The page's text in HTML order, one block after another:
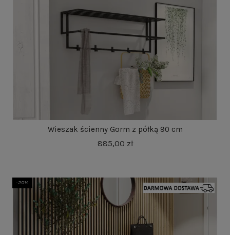
Wieszak ścienny Gorm z półką 90 cm
885,00 zł
-20%